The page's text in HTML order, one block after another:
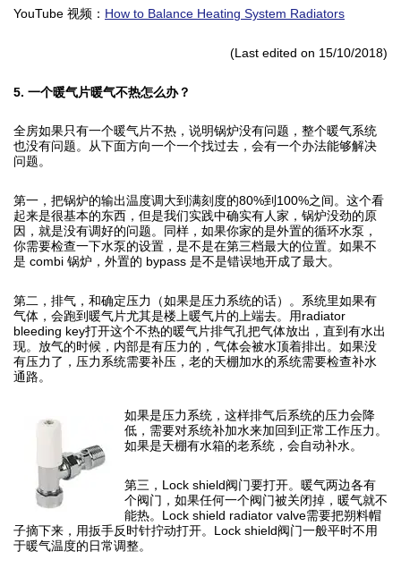
YouTube 视频： How to Balance Heating System Radiators
(Last edited on 15/10/2018)
5. 一个暖气片暖气不热怎么办？
全房如果只有一个暖气片不热，说明锅炉没有问题，整个暖气系统
也没有问题。从下面方向一个一个找过去，会有一个办法能够解决
问题。
第一，把锅炉的输出温度调大到满刻度的80%到100%之间。这个看
起来是很基本的东西，但是我们实践中确实有人家，锅炉没劲的原
因，就是没有调好的问题。同样，如果你家的是外置的循环水泵，
你需要检查一下水泵的设置，是不是在第三档最大的位置。如果不
是 combi 锅炉，外置的 bypass 是不是错误地开成了最大。
第二，排气，和确定压力（如果是压力系统的话）。系统里如果有
气体，会跑到暖气片尤其是楼上暖气片的上端去。用radiator
bleeding key打开这个不热的暖气片排气孔把气体放出，直到有水出
现。放气的时候，内部是有压力的，气体会被水顶着排出。如果没
有压力了，压力系统需要补压，老的天棚加水的系统需要检查补水
通路。
如果是压力系统，这样排气后系统的压力会降
低，需要对系统补加水来加回到正常工作压力。
如果是天棚有水箱的老系统，会自动补水。
第三，Lock shield阀门要打开。暖气两边各有
个阀门，如果任何一个阀门被关闭掉，暖气就不
能热。Lock shield radiator valve需要把朔料帽
子摘下来，用扳手反时针拧动打开。Lock shield阀门一般平时不用
于暖气温度的日常调整。